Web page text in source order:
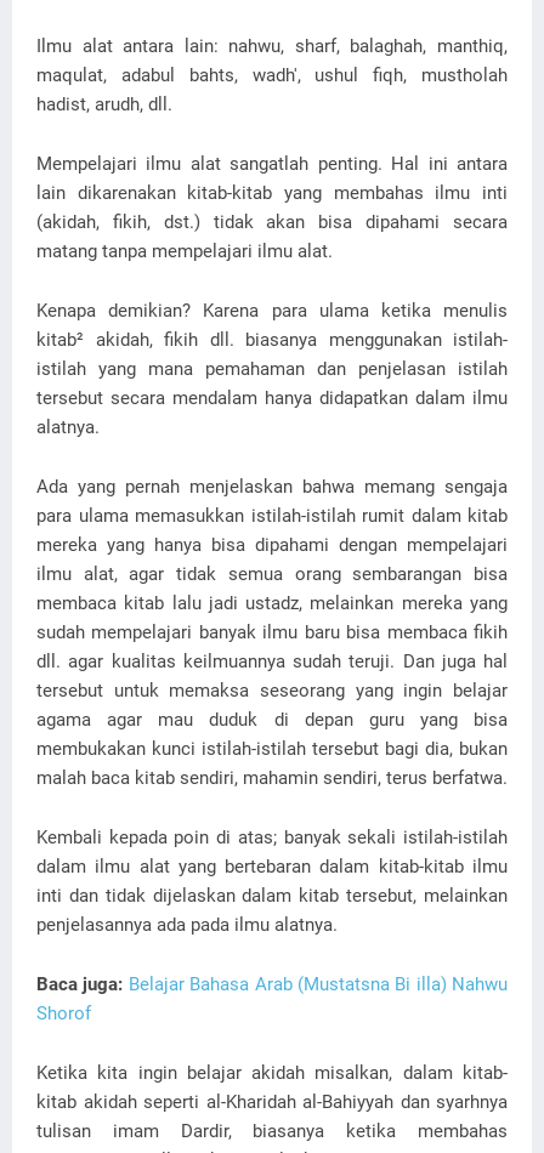
Ilmu alat antara lain: nahwu, sharf, balaghah, manthiq,
maqulat, adabul bahts, wadh', ushul fiqh, mustholah
hadist, arudh, dll.
Mempelajari ilmu alat sangatlah penting. Hal ini antara
lain dikarenakan kitab-kitab yang membahas ilmu inti
(akidah, fikih, dst.) tidak akan bisa dipahami secara
matang tanpa mempelajari ilmu alat.
Kenapa demikian? Karena para ulama ketika menulis
kitab² akidah, fikih dll. biasanya menggunakan istilah-
istilah yang mana pemahaman dan penjelasan istilah
tersebut secara mendalam hanya didapatkan dalam ilmu
alatnya.
Ada yang pernah menjelaskan bahwa memang sengaja
para ulama memasukkan istilah-istilah rumit dalam kitab
mereka yang hanya bisa dipahami dengan mempelajari
ilmu alat, agar tidak semua orang sembarangan bisa
membaca kitab lalu jadi ustadz, melainkan mereka yang
sudah mempelajari banyak ilmu baru bisa membaca fikih
dll. agar kualitas keilmuannya sudah teruji. Dan juga hal
tersebut untuk memaksa seseorang yang ingin belajar
agama agar mau duduk di depan guru yang bisa
membukakan kunci istilah-istilah tersebut bagi dia, bukan
malah baca kitab sendiri, mahamin sendiri, terus berfatwa.
Kembali kepada poin di atas; banyak sekali istilah-istilah
dalam ilmu alat yang bertebaran dalam kitab-kitab ilmu
inti dan tidak dijelaskan dalam kitab tersebut, melainkan
penjelasannya ada pada ilmu alatnya.
Baca juga: Belajar Bahasa Arab (Mustatsna Bi illa) Nahwu
Shorof
Ketika kita ingin belajar akidah misalkan, dalam kitab-
kitab akidah seperti al-Kharidah al-Bahiyyah dan syarhnya
tulisan imam Dardir, biasanya ketika membahas